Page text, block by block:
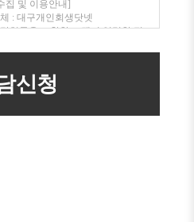
집 및 이용안내]
: 대구개인회생닷넷
처등을 포함한 고객이 입력한 정
이 파기)